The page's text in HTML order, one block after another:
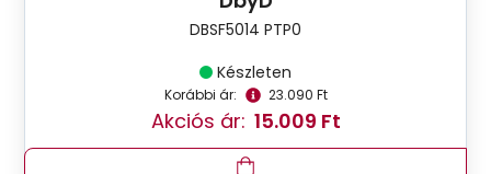
DBSF5014 PTP0
Készleten
Korábbi ár: 23.090 Ft
Akciós ár: 15.009 Ft